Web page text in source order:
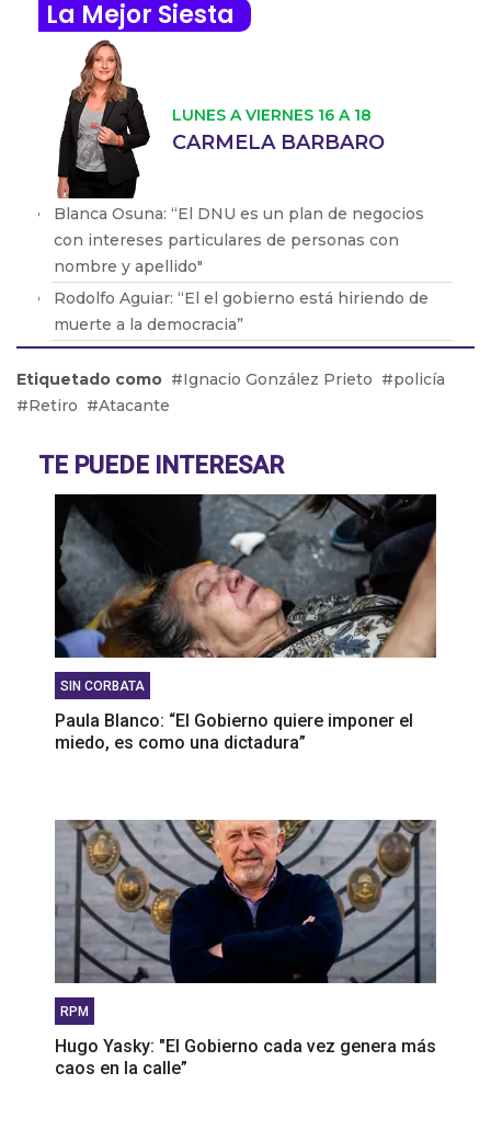
La Mejor Siesta
LUNES A VIERNES 16 A 18
CARMELA BARBARO
Blanca Osuna: “El DNU es un plan de negocios
con intereses particulares de personas con
nombre y apellido"
Rodolfo Aguiar: “El el gobierno está hiriendo de
muerte a la democracia”
de este orden. Es la desmesura de una dictadura"
Eduardo Valdés: "No es casual que llegue Bullrich
Rubén Sajém: "Es un DNU que beneficia a los
grandes grupos farmacéuticos"
Etiquetado como Ignacio González Prieto
policía
Retiro
Atacante
TE PUEDE INTERESAR
SIN CORBATA
Paula Blanco: “El Gobierno quiere imponer el
miedo, es como una dictadura”
RPM
Hugo Yasky: "El Gobierno cada vez genera más
caos en la calle”